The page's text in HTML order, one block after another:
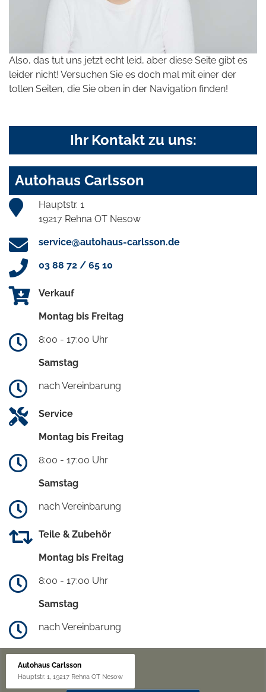
Also, das tut uns jetzt echt leid, aber diese Seite gibt es
leider nicht! Versuchen Sie es doch mal mit einer der
tollen Seiten, die Sie oben in der Navigation finden!
Ihr Kontakt zu uns:
Autohaus Carlsson
Hauptstr. 1
19217 Rehna OT Nesow
service@autohaus-carlsson.de
03 88 72 / 65 10
Verkauf
Montag bis Freitag
8:00 - 17:00 Uhr
Samstag
nach Vereinbarung
Service
Montag bis Freitag
8:00 - 17:00 Uhr
Samstag
nach Vereinbarung
Teile & Zubehör
Montag bis Freitag
8:00 - 17:00 Uhr
Samstag
nach Vereinbarung
Autohaus Carlsson
Hauptstr. 1, 19217 Rehna OT Nesow